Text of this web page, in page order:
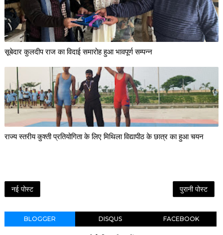
सूबेदार कुलदीप राज का विदाई समारोह हुआ भावपूर्ण सम्पन्न
राज्य स्तरीय कुश्ती प्रतियोगिता के लिए मिथिला विद्यापीठ के छात्र का हुआ चयन
नई पोस्ट पुरानी पोस्ट
BLOGGER DISQUS FACEBOOK